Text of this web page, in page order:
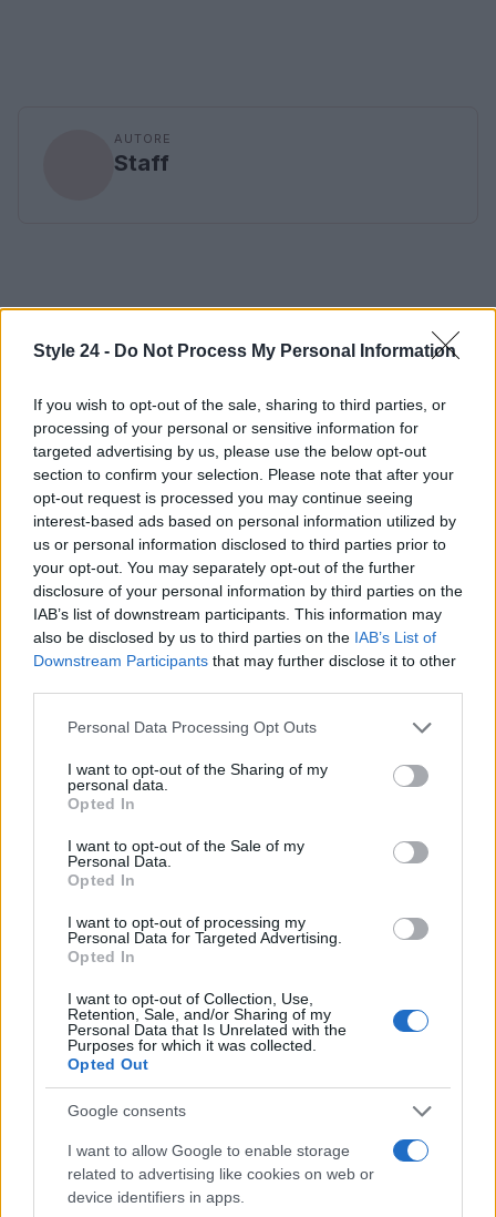
Style 24 - Do Not Process My Personal Information
If you wish to opt-out of the sale, sharing to third parties, or
processing of your personal or sensitive information for
targeted advertising by us, please use the below opt-out
section to confirm your selection. Please note that after your
opt-out request is processed you may continue seeing
interest-based ads based on personal information utilized by
us or personal information disclosed to third parties prior to
your opt-out. You may separately opt-out of the further
disclosure of your personal information by third parties on the
IAB’s list of downstream participants. This information may
also be disclosed by us to third parties on the IAB’s List of
Downstream Participants that may further disclose it to other
Please note that this website/app uses one or more Google
not limited to your visit or usage behaviour. You may click to
grant or deny consent to Google and its third-party tags to
use your data for below specified purposes in below Google
consent section.
Personal Data Processing Opt Outs
I want to opt-out of the Sharing of my
personal data.
Opted In
I want to opt-out of the Sale of my
Personal Data.
Opted In
I want to opt-out of processing my
Personal Data for Targeted Advertising.
Opted In
I want to opt-out of Collection, Use,
Retention, Sale, and/or Sharing of my
Personal Data that Is Unrelated with the
Purposes for which it was collected.
Opted Out
Google consents
I want to allow Google to enable storage
related to advertising like cookies on web or
device identifiers in apps.
AUTORE
Staff
Continua a leggere
LIFESTYLE
Mostre a Parigi estate 2026: cosa vedere nei musei e
spazi espositivi
Beatrice Bonaventura · 9 Ago 2026
LIFESTYLE